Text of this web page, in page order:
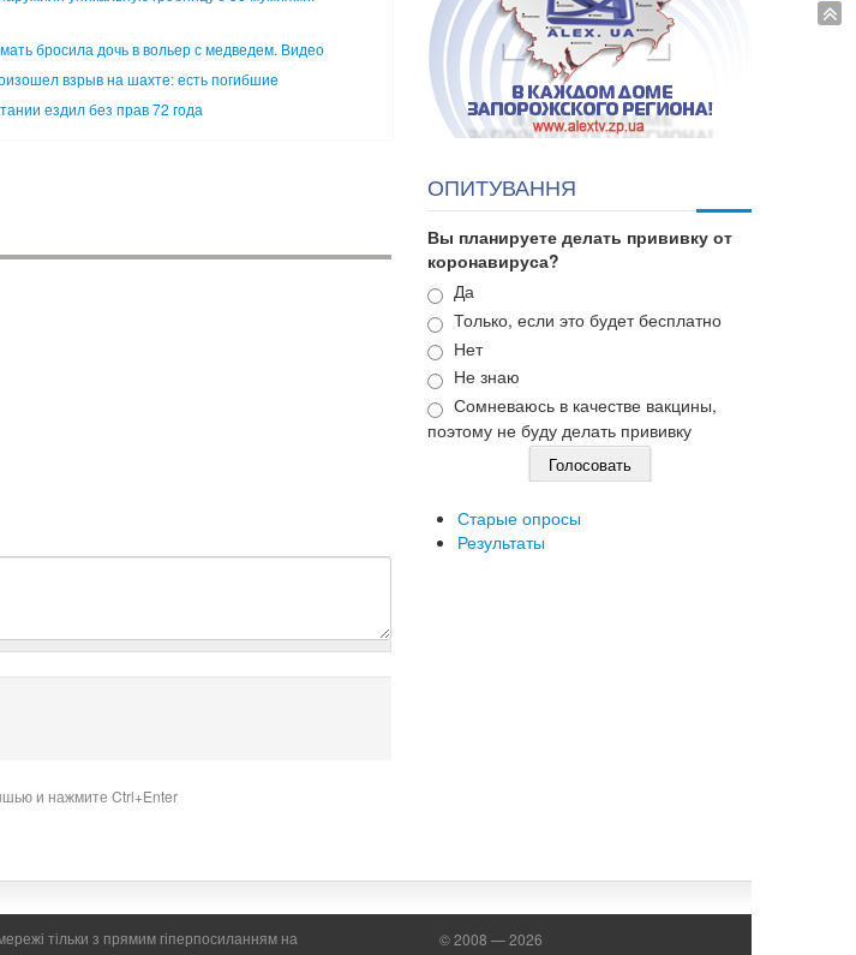
бросила дочь в вольер с медведем. Видео
взрыв на шахте: есть погибшие
ездил без прав 72 года
и нажмите Ctrl+Enter
ОПИТУВАННЯ
Вы планируете делать прививку от
коронавируса?
Варианты
Да
Только, если это будет бесплатно
Нет
Не знаю
Сомневаюсь в качестве вакцины,
поэтому не буду делать прививку
Старые опросы
Результаты
тільки з прямим гіперпосиланням на
© 2008 — 2026